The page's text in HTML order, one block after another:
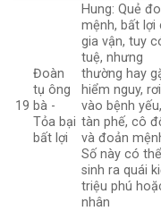
19
Đoàn
tụ ông
bà -
Tỏa bại
bất lợi
Hung: Quẻ
mệnh, bất lợi
gia vận, tuy
tuệ, nhưng
thường hay
hiểm nguy, rơi
vào bệnh
tàn phế, cô
và đoản
Số này có thể
sinh ra quái
triệu phú
nhân